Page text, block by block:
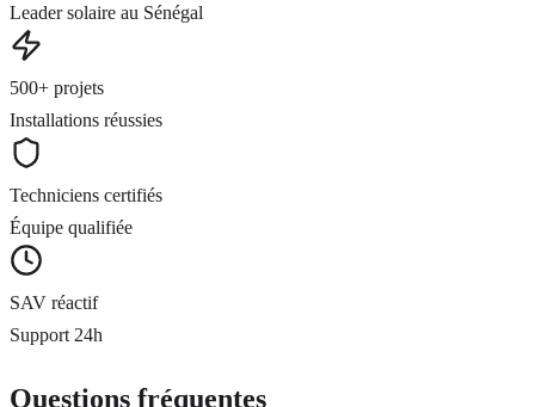
Leader solaire au Sénégal
500+ projets
Installations réussies
Techniciens certifiés
Équipe qualifiée
SAV réactif
Support 24h
Questions fréquentes